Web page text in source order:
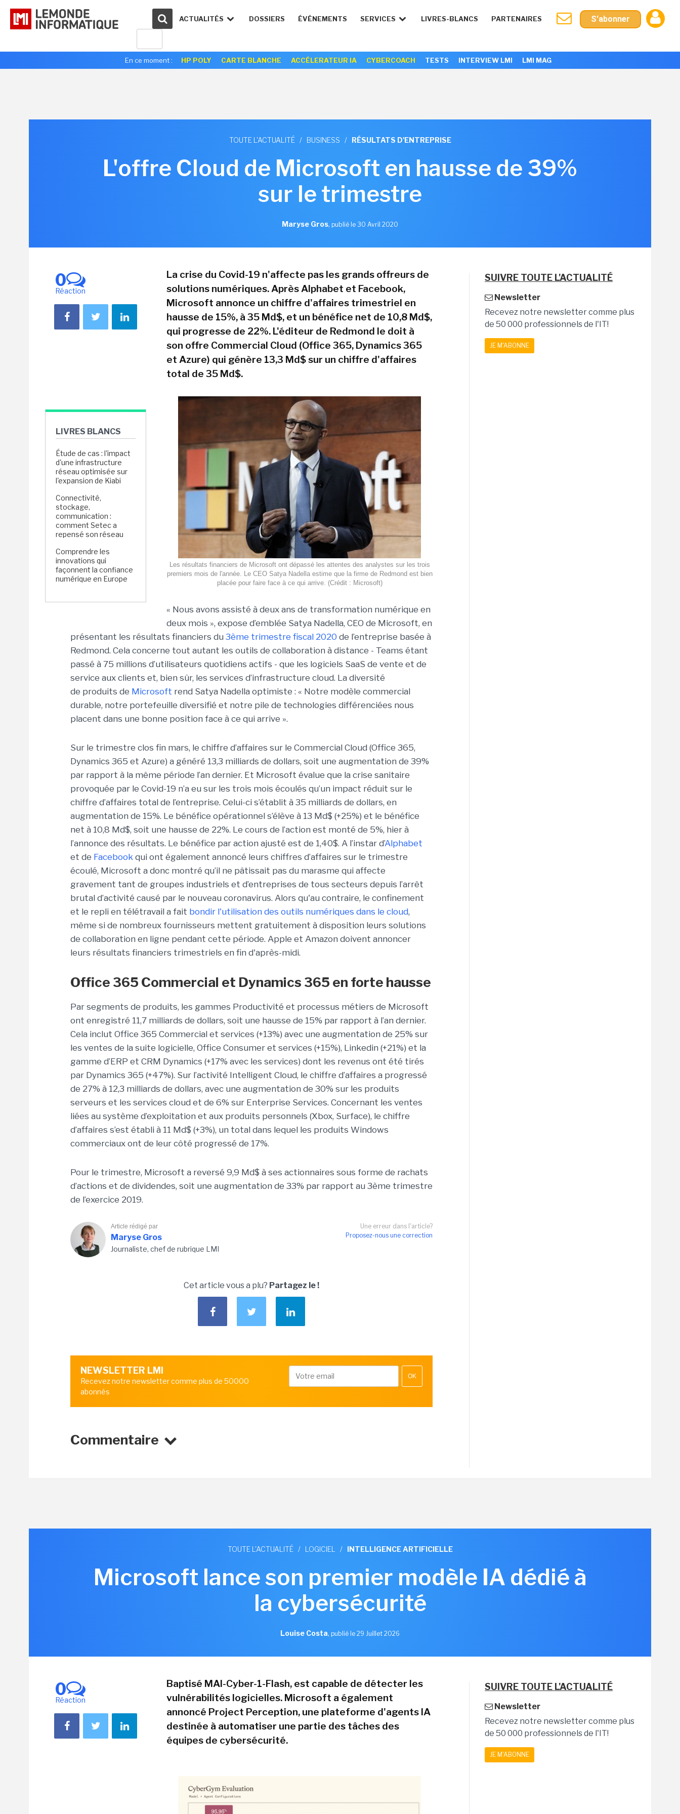
ACTUALITÉS DOSSIERS ÉVÉNEMENTS SERVICES LIVRES-BLANCS PARTENAIRES S'abonner
En ce moment : HP POLY CARTE BLANCHE ACCÉLERATEUR IA CYBERCOACH TESTS INTERVIEW LMI LMI MAG
TOUTE L'ACTUALITÉ / BUSINESS / RÉSULTATS D'ENTREPRISE
L'offre Cloud de Microsoft en hausse de 39%
sur le trimestre
Maryse Gros, publié le 30 Avril 2020
0
Réaction
LIVRES BLANCS
Étude de cas : l'impact
d'une infrastructure
réseau optimisée sur
l'expansion de Kiabi
Connectivité,
stockage,
communication :
comment Setec a
repensé son réseau
Comprendre les
innovations qui
façonnent la confiance
numérique en Europe
La crise du Covid-19 n'affecte pas les grands offreurs de
solutions numériques. Après Alphabet et Facebook,
Microsoft annonce un chiffre d'affaires trimestriel en
hausse de 15%, à 35 Md$, et un bénéfice net de 10,8 Md$,
qui progresse de 22%. L'éditeur de Redmond le doit à
son offre Commercial Cloud (Office 365, Dynamics 365
et Azure) qui génère 13,3 Md$ sur un chiffre d'affaires
total de 35 Md$.
Les résultats financiers de Microsoft ont dépassé les attentes des analystes sur les trois
premiers mois de l'année. Le CEO Satya Nadella estime que la firme de Redmond est bien
placée pour faire face à ce qui arrive. (Crédit : Microsoft)
« Nous avons assisté à deux ans de transformation numérique en
deux mois », expose d’emblée Satya Nadella, CEO de Microsoft, en
présentant les résultats financiers du 3ème trimestre fiscal 2020 de l’entreprise basée à
Redmond. Cela concerne tout autant les outils de collaboration à distance - Teams étant
passé à 75 millions d’utilisateurs quotidiens actifs - que les logiciels SaaS de vente et de
service aux clients et, bien sûr, les services d’infrastructure cloud. La diversité
de produits de Microsoft rend Satya Nadella optimiste : « Notre modèle commercial
durable, notre portefeuille diversifié et notre pile de technologies différenciées nous
placent dans une bonne position face à ce qui arrive ».
Sur le trimestre clos fin mars, le chiffre d’affaires sur le Commercial Cloud (Office 365,
Dynamics 365 et Azure) a généré 13,3 milliards de dollars, soit une augmentation de 39%
par rapport à la même période l’an dernier. Et Microsoft évalue que la crise sanitaire
provoquée par le Covid-19 n’a eu sur les trois mois écoulés qu’un impact réduit sur le
chiffre d’affaires total de l’entreprise. Celui-ci s’établit à 35 milliards de dollars, en
augmentation de 15%. Le bénéfice opérationnel s’élève à 13 Md$ (+25%) et le bénéfice
net à 10,8 Md$, soit une hausse de 22%. Le cours de l’action est monté de 5%, hier à
l’annonce des résultats. Le bénéfice par action ajusté est de 1,40$. A l’instar d’Alphabet
et de Facebook qui ont également annoncé leurs chiffres d’affaires sur le trimestre
écoulé, Microsoft a donc montré qu’il ne pâtissait pas du marasme qui affecte
gravement tant de groupes industriels et d’entreprises de tous secteurs depuis l’arrêt
brutal d’activité causé par le nouveau coronavirus. Alors qu'au contraire, le confinement
et le repli en télétravail a fait bondir l'utilisation des outils numériques dans le cloud,
même si de nombreux fournisseurs mettent gratuitement à disposition leurs solutions
de collaboration en ligne pendant cette période. Apple et Amazon doivent annoncer
leurs résultats financiers trimestriels en fin d'après-midi.
Office 365 Commercial et Dynamics 365 en forte hausse
Par segments de produits, les gammes Productivité et processus métiers de Microsoft
ont enregistré 11,7 milliards de dollars, soit une hausse de 15% par rapport à l’an dernier.
Cela inclut Office 365 Commercial et services (+13%) avec une augmentation de 25% sur
les ventes de la suite logicielle, Office Consumer et services (+15%), Linkedin (+21%) et la
gamme d’ERP et CRM Dynamics (+17% avec les services) dont les revenus ont été tirés
par Dynamics 365 (+47%). Sur l’activité Intelligent Cloud, le chiffre d’affaires a progressé
de 27% à 12,3 milliards de dollars, avec une augmentation de 30% sur les produits
serveurs et les services cloud et de 6% sur Enterprise Services. Concernant les ventes
liées au système d’exploitation et aux produits personnels (Xbox, Surface), le chiffre
d’affaires s’est établi à 11 Md$ (+3%), un total dans lequel les produits Windows
commerciaux ont de leur côté progressé de 17%.
Pour le trimestre, Microsoft a reversé 9,9 Md$ à ses actionnaires sous forme de rachats
d’actions et de dividendes, soit une augmentation de 33% par rapport au 3ème trimestre
de l’exercice 2019.
Une erreur dans l'article?
Proposez-nous une correction
Article rédigé par
Maryse Gros
Journaliste, chef de rubrique LMI
Cet article vous a plu? Partagez le !
NEWSLETTER LMI
Recevez notre newsletter comme plus de 50000
abonnés
OK
Commentaire
SUIVRE TOUTE L'ACTUALITÉ
Newsletter
Recevez notre newsletter comme plus
de 50 000 professionnels de l'IT!
JE M'ABONNE
TOUTE L'ACTUALITÉ / LOGICIEL / INTELLIGENCE ARTIFICIELLE
Microsoft lance son premier modèle IA dédié à
la cybersécurité
Louise Costa, publié le 29 Juillet 2026
0
Réaction
Baptisé MAI-Cyber-1-Flash, est capable de détecter les
vulnérabilités logicielles. Microsoft a également
annoncé Project Perception, une plateforme d'agents IA
destinée à automatiser une partie des tâches des
équipes de cybersécurité.
SUIVRE TOUTE L'ACTUALITÉ
Newsletter
Recevez notre newsletter comme plus
de 50 000 professionnels de l'IT!
JE M'ABONNE